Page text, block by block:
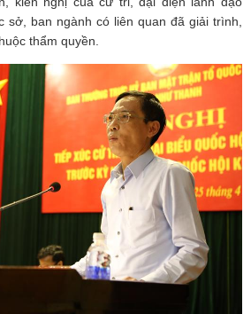
sở, ban ngành có liên quan đã giải trình,
thẩm quyền.